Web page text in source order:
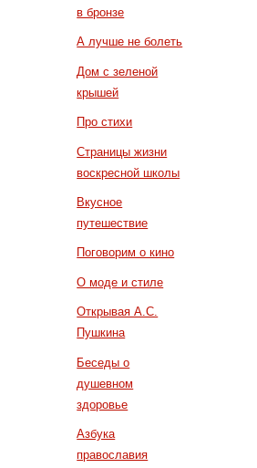
в бронзе
А лучше не болеть
Дом с зеленой
крышей
Про стихи
Страницы жизни
воскресной школы
Вкусное
путешествие
Поговорим о кино
О моде и стиле
Открывая А.С.
Пушкина
Беседы о
душевном
здоровье
Азбука
православия